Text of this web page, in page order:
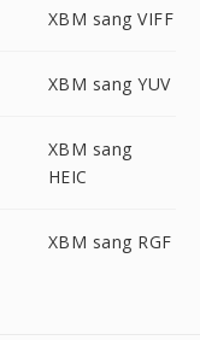
XBM sang VIFF
XBM sang YUV
XBM sang
HEIC
XBM sang RGF